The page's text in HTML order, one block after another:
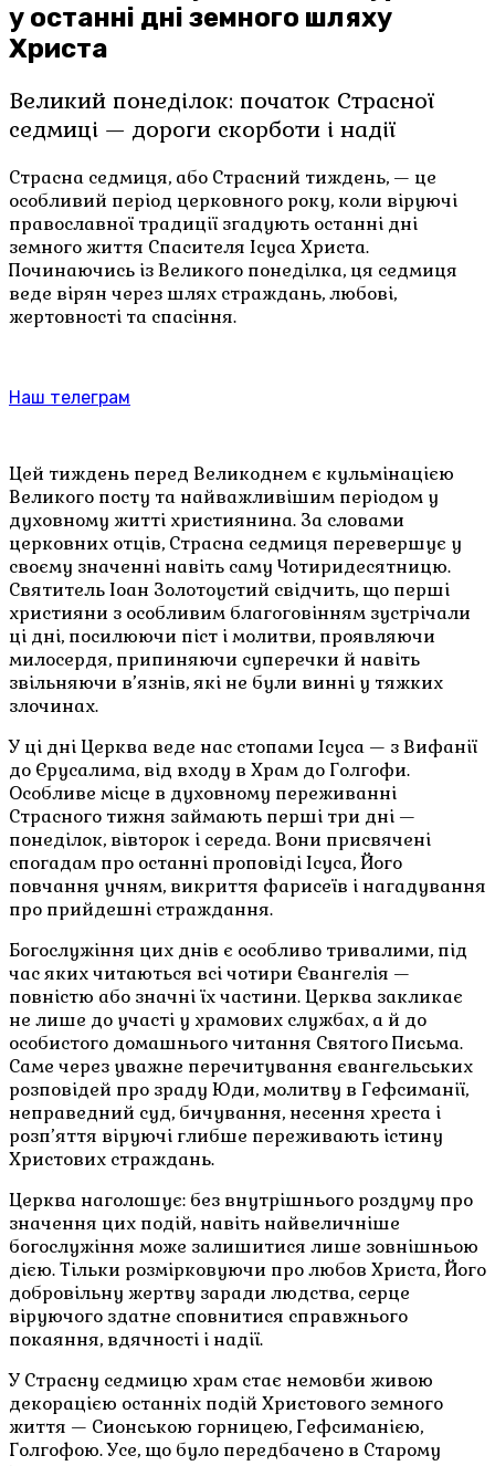
у останні дні земного шляху
Христа
Великий понеділок: початок Страсної
седмиці — дороги скорботи і надії
Страсна седмиця, або Страсний тиждень, — це
особливий період церковного року, коли віруючі
православної традиції згадують останні дні
земного життя Спасителя Ісуса Христа.
Починаючись із Великого понеділка, ця седмиця
веде вірян через шлях страждань, любові,
жертовності та спасіння.
Наш телеграм
Цей тиждень перед Великоднем є кульмінацією
Великого посту та найважливішим періодом у
духовному житті християнина. За словами
церковних отців, Страсна седмиця перевершує у
своєму значенні навіть саму Чотиридесятницю.
Святитель Іоан Золотоустий свідчить, що перші
християни з особливим благоговінням зустрічали
ці дні, посилюючи піст і молитви, проявляючи
милосердя, припиняючи суперечки й навіть
звільняючи в’язнів, які не були винні у тяжких
злочинах.
У ці дні Церква веде нас стопами Ісуса — з Вифанії
до Єрусалима, від входу в Храм до Голгофи.
Особливе місце в духовному переживанні
Страсного тижня займають перші три дні —
понеділок, вівторок і середа. Вони присвячені
спогадам про останні проповіді Ісуса, Його
повчання учням, викриття фарисеїв і нагадування
про прийдешні страждання.
Богослужіння цих днів є особливо тривалими, під
час яких читаються всі чотири Євангелія —
повністю або значні їх частини. Церква закликає
не лише до участі у храмових службах, а й до
особистого домашнього читання Святого Письма.
Саме через уважне перечитування євангельських
розповідей про зраду Юди, молитву в Гефсиманії,
неправедний суд, бичування, несення хреста і
розп’яття віруючі глибше переживають істину
Христових страждань.
Церква наголошує: без внутрішнього роздуму про
значення цих подій, навіть найвеличніше
богослужіння може залишитися лише зовнішньою
дією. Тільки розмірковуючи про любов Христа, Його
добровільну жертву заради людства, серце
віруючого здатне сповнитися справжнього
покаяння, вдячності і надії.
У Страсну седмицю храм стає немовби живою
декорацією останніх подій Христового земного
життя — Сионською горницею, Гефсиманією,
Голгофою. Усе, що було передбачено в Старому